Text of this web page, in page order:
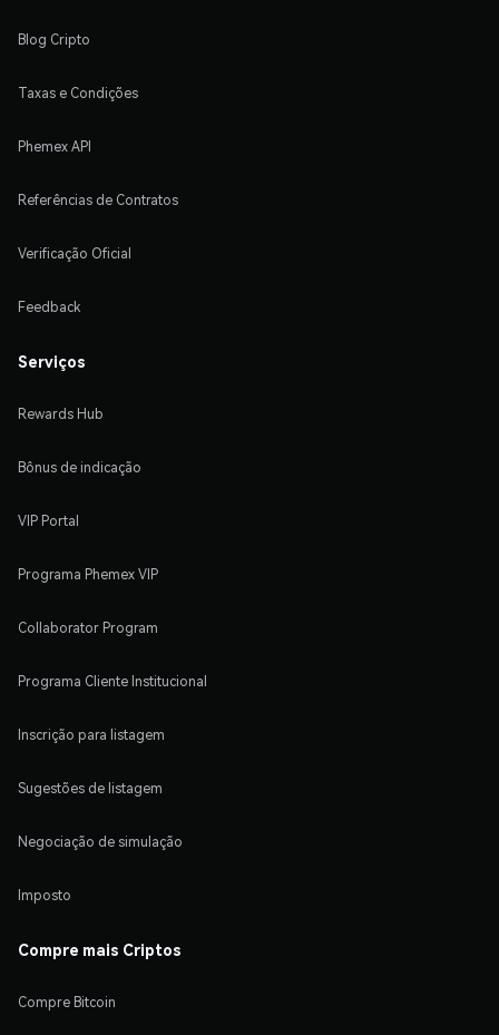
Blog Cripto
Taxas e Condições
Phemex API
Referências de Contratos
Verificação Oficial
Feedback
Serviços
Rewards Hub
Bônus de indicação
VIP Portal
Programa Phemex VIP
Collaborator Program
Programa Cliente Institucional
Inscrição para listagem
Sugestões de listagem
Negociação de simulação
Imposto
Compre mais Criptos
Compre Bitcoin